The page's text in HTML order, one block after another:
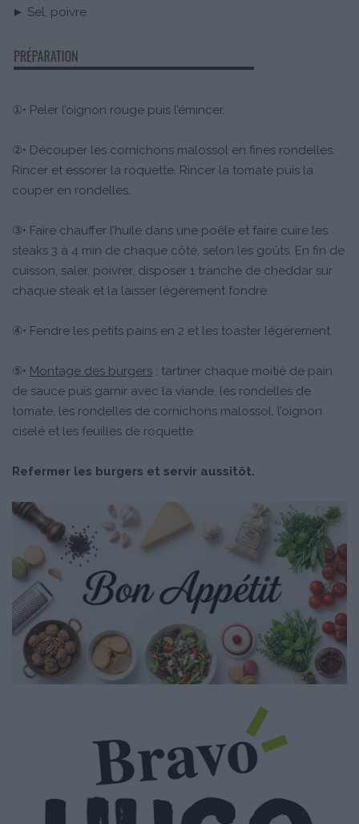
► Sel, poivre
①• Peler l’oignon rouge puis l’émincer.
②• Découper les cornichons malossol en fines rondelles.
Rincer et essorer la roquette. Rincer la tomate puis la
couper en rondelles.
③• Faire chauffer l’huile dans une poêle et faire cuire les
steaks 3 à 4 min de chaque côté, selon les goûts. En fin de
cuisson, saler, poivrer, disposer 1 tranche de cheddar sur
chaque steak et la laisser légèrement fondre.
④• Fendre les petits pains en 2 et les toaster légèrement.
⑤• Montage des burgers : tartiner chaque moitié de pain
de sauce puis garnir avec la viande, les rondelles de
tomate, les rondelles de cornichons malossol, l’oignon
ciselé et les feuilles de roquette.
Refermer les burgers et servir aussitôt.